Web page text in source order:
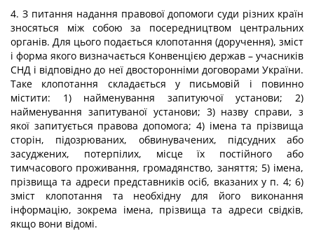
4. З питання надання правової допомоги суди різних країн
зносяться між собою за посередництвом центральних
органів. Для цього подається клопотання (доручення), зміст
і форма якого визначається Конвенцією держав – учасників
СНД і відповідно до неї двосторонніми договорами України.
Таке клопотання складається у письмовій і повинно
містити: 1) найменування запитуючої установи; 2)
найменування запитуваної установи; 3) назву справи, з
якої запитується правова допомога; 4) імена та прізвища
сторін, підозрюваних, обвинувачених, підсудних або
засуджених, потерпілих, місце їх постійного або
тимчасового проживання, громадянство, заняття; 5) імена,
прізвища та адреси представників осіб, вказаних у п. 4; 6)
зміст клопотання та необхідну для його виконання
інформацію, зокрема імена, прізвища та адреси свідків,
якщо вони відомі.